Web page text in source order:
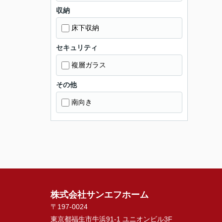
収納
床下収納
セキュリティ
複層ガラス
その他
南向き
株式会社サンエフホーム
〒197-0024
東京都福生市牛浜91-1 ユニオンビル3F